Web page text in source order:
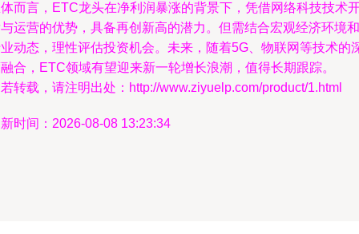
而言，ETC龙头在净利润暴涨的背景下，凭借网络科技技术
运营的优势，具备再创新高的潜力。但需结合宏观经济环境和
动态，理性评估投资机会。未来，随着5G、物联网等技术的
合，ETC领域有望迎来新一轮增长浪潮，值得长期跟踪。
转载，请注明出处：http://www.ziyuelp.com/product/1.html
时间：2026-08-08 13:23:34